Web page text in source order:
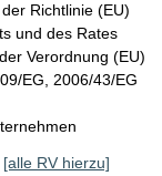
Richtlinie (EU)
und des Rates
Verordnung (EU)
EG, 2006/43/EG
[alle RV hierzu]